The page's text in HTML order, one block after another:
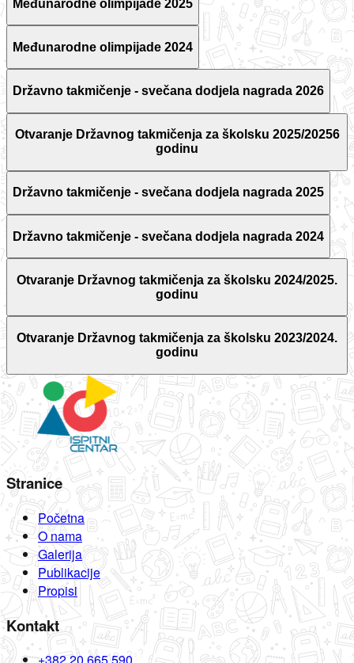
Međunarodne olimpijade 2025
Međunarodne olimpijade 2024
Državno takmičenje - svečana dodjela nagrada 2026
Otvaranje Državnog takmičenja za školsku 2025/20256
godinu
Državno takmičenje - svečana dodjela nagrada 2025
Državno takmičenje - svečana dodjela nagrada 2024
Otvaranje Državnog takmičenja za školsku 2024/2025.
godinu
Otvaranje Državnog takmičenja za školsku 2023/2024.
godinu
Stranice
Početna
O nama
Galerija
Publikacije
Propisi
Kontakt